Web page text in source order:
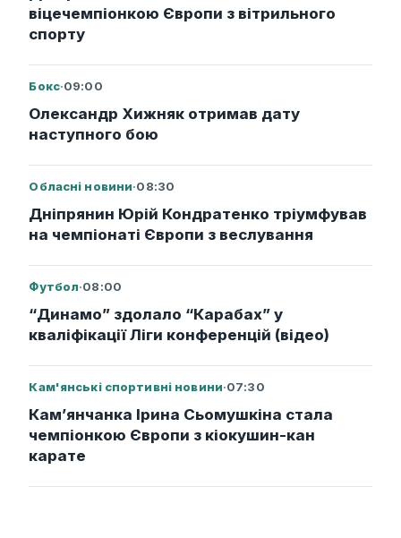
віцечемпіонкою Європи з вітрильного
спорту
Бокс·09:00
Олександр Хижняк отримав дату
наступного бою
Обласні новини·08:30
Дніпрянин Юрій Кондратенко тріумфував
на чемпіонаті Європи з веслування
Футбол·08:00
“Динамо” здолало “Карабах” у
кваліфікації Ліги конференцій (відео)
Кам'янські спортивні новини·07:30
Кам’янчанка Ірина Сьомушкіна стала
чемпіонкою Європи з кіокушин-кан
карате